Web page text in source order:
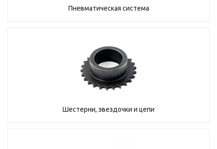
Пневматическая система
Шестерни, звездочки и цепи